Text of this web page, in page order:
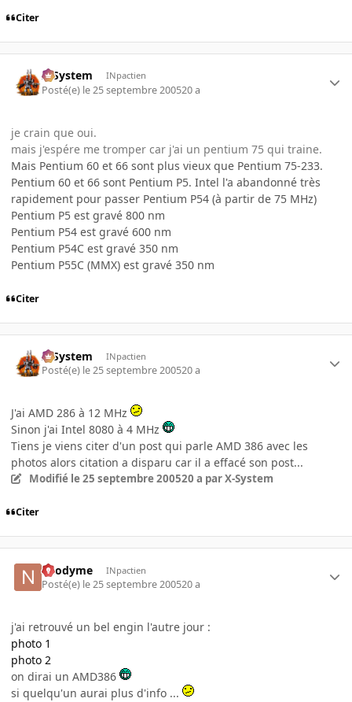
Citer
X-System INpactien
Posté(e) le 25 septembre 200520 a
je crain que oui.
mais j'espére me tromper car j'ai un pentium 75 qui traine.
Mais Pentium 60 et 66 sont plus vieux que Pentium 75-233.
Pentium 60 et 66 sont Pentium P5. Intel l'a abandonné très
rapidement pour passer Pentium P54 (à partir de 75 MHz)
Pentium P5 est gravé 800 nm
Pentium P54 est gravé 600 nm
Pentium P54C est gravé 350 nm
Pentium P55C (MMX) est gravé 350 nm
Citer
X-System INpactien
Posté(e) le 25 septembre 200520 a
J'ai AMD 286 à 12 MHz
Sinon j'ai Intel 8080 à 4 MHz
Tiens je viens citer d'un post qui parle AMD 386 avec les
photos alors citation a disparu car il a effacé son post...
Modifié le 25 septembre 200520 a par X-System
Citer
neodyme INpactien
Posté(e) le 25 septembre 200520 a
j'ai retrouvé un bel engin l'autre jour :
photo 1
photo 2
on dirai un AMD386
si quelqu'un aurai plus d'info ...